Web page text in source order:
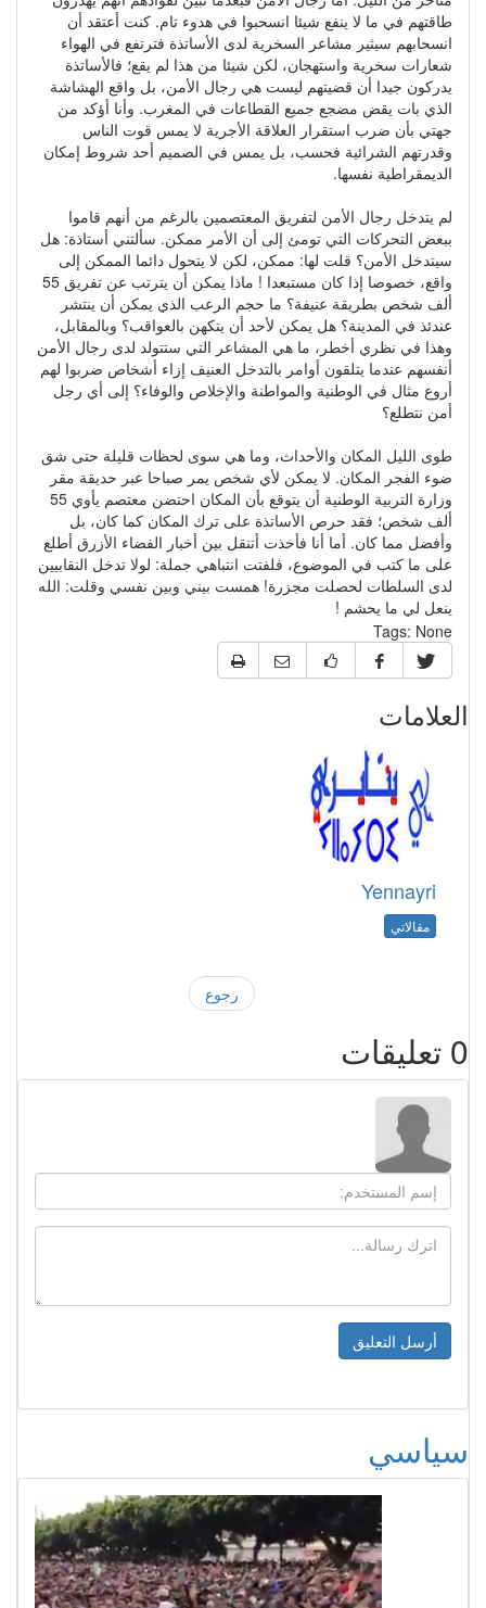
طاقتهم في ما لا ينفع شيئا انسحبوا في هدوء تام. كنت أعتقد أن
انسحابهم سيثير مشاعر السخرية لدى الأساتذة فترتفع في الهواء
شعارات سخرية واستهجان، لكن شيئا من هذا لم يقع؛ فالأساتذة
يدركون جيدا أن قضيتهم ليست هي رجال الأمن، بل واقع الهشاشة
الذي بات يقض مضجع جميع القطاعات في المغرب. وأنا أؤكد من
جهتي بأن ضرب استقرار العلاقة الأجرية لا يمس قوت الناس
وقدرتهم الشرائية فحسب، بل يمس في الصميم أحد شروط إمكان
الديمقراطية نفسها.
لم يتدخل رجال الأمن لتفريق المعتصمين بالرغم من أنهم قاموا
ببعض التحركات التي تومئ إلى أن الأمر ممكن. سألتني أستاذة: هل
سيتدخل الأمن؟ قلت لها: ممكن، لكن لا يتحول دائما الممكن إلى
واقع، خصوصا إذا كان مستبعدا ! ماذا يمكن أن يترتب عن تفريق 55
ألف شخص بطريقة عنيفة؟ ما حجم الرعب الذي يمكن أن ينتشر
عندئذ في المدينة؟ هل يمكن لأحد أن يتكهن بالعواقب؟ وبالمقابل،
وهذا في نظري أخطر، ما هي المشاعر التي ستتولد لدى رجال الأمن
أنفسهم عندما يتلقون أوامر بالتدخل العنيف إزاء أشخاص ضربوا لهم
أروع مثال في الوطنية والمواطنة والإخلاص والوفاء؟ إلى أي رجل
أمن نتطلع؟
طوى الليل المكان والأحداث، وما هي سوى لحظات قليلة حتى شق
ضوء الفجر المكان. لا يمكن لأي شخص يمر صباحا عبر حديقة مقر
وزارة التربية الوطنية أن يتوقع بأن المكان احتضن معتصم يأوي 55
ألف شخص؛ فقد حرص الأساتذة على ترك المكان كما كان، بل
وأفضل مما كان. أما أنا فأخذت أتنقل بين أخبار الفضاء الأزرق أطلع
على ما كتب في الموضوع، فلفتت انتباهي جملة: لولا تدخل النقابيين
لدى السلطات لحصلت مجزرة! همست بيني وبين نفسي وقلت: الله
ينعل لي ما يحشم !
Tags:None
العلامات
Yennayri
مقالاتي
رجوع
0تعليقات
سياسي